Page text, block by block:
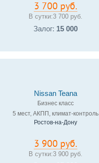
3 700 руб.
В сутки:3 700 руб.
Залог: 15 000
Nissan Teanа
Бизнес класс
5 мест, АКПП, климат-контроль
Ростов-на-Дону
3 900 руб.
В сутки:3 900 руб.